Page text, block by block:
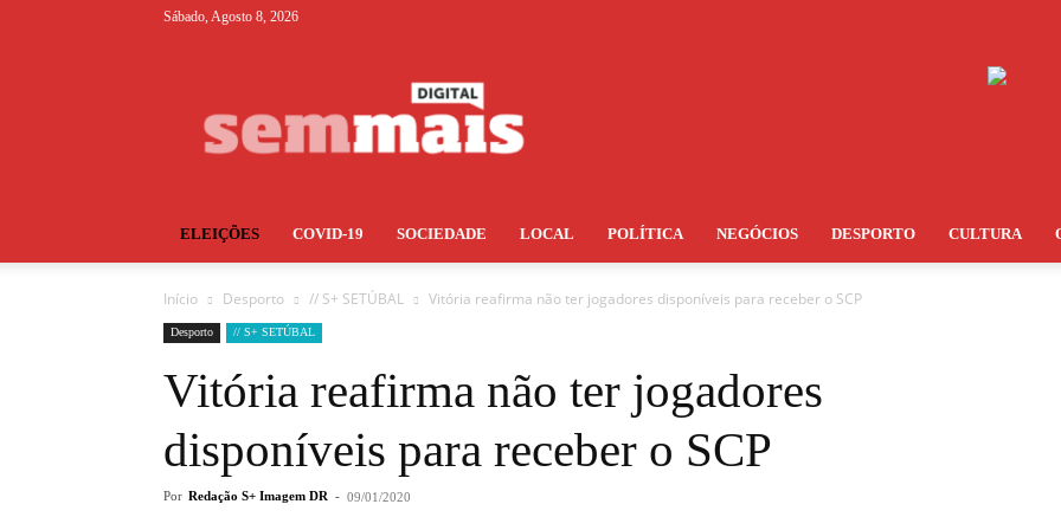
Sábado, Agosto 8, 2026
ELEIÇÕES COVID-19 SOCIEDADE LOCAL POLÍTICA NEGÓCIOS DESPORTO CULTURA
Início Desporto // S+ SETÚBAL Vitória reafirma não ter jogadores disponíveis para receber o SCP
Desporto // S+ SETÚBAL
Vitória reafirma não ter jogadores
disponíveis para receber o SCP
Por Redação S+ Imagem DR - 09/01/2020